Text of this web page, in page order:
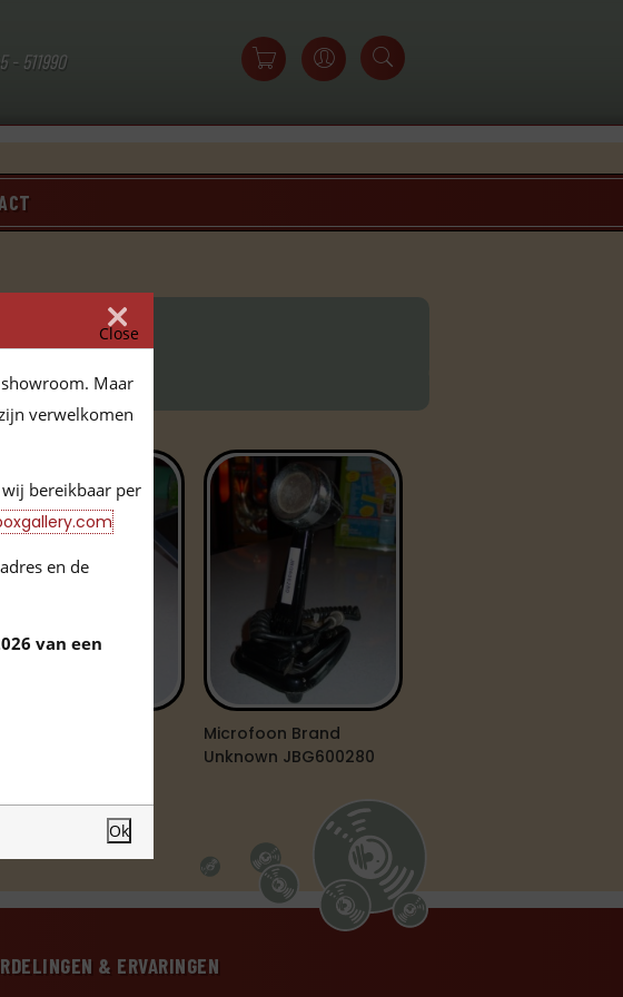
- 511990
JBG600278
Microfoon Brand
Unknown JBG600280
& ERVARINGEN
Close
Maar
verwelkomen
bereikbaar per
en de
van een
Ok